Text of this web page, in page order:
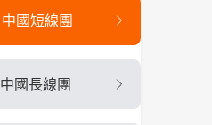
中國短線團
中國長線團